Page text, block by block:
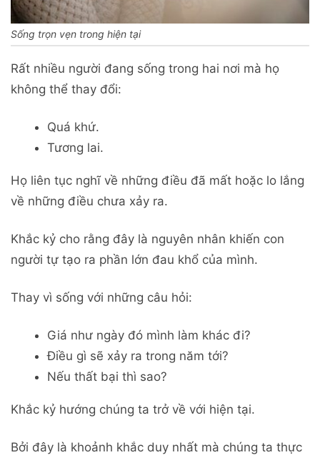
Sống trọn vẹn trong hiện tại
Rất nhiều người đang sống trong hai nơi mà họ
không thể thay đổi:
Quá khứ.
Tương lai.
Họ liên tục nghĩ về những điều đã mất hoặc lo lắng
về những điều chưa xảy ra.
Khắc kỷ cho rằng đây là nguyên nhân khiến con
người tự tạo ra phần lớn đau khổ của mình.
Thay vì sống với những câu hỏi:
Giá như ngày đó mình làm khác đi?
Điều gì sẽ xảy ra trong năm tới?
Nếu thất bại thì sao?
Khắc kỷ hướng chúng ta trở về với hiện tại.
Bởi đây là khoảnh khắc duy nhất mà chúng ta thực